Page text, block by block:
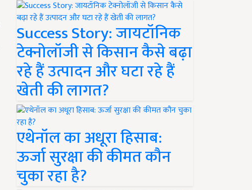
Success Story: जायटॉनिक
टेक्नोलॉजी से किसान कैसे बढ़ा
रहे हैं उत्पादन और घटा रहे हैं
खेती की लागत?
एथेनॉल का अधूरा हिसाब:
ऊर्जा सुरक्षा की कीमत कौन
चुका रहा है?